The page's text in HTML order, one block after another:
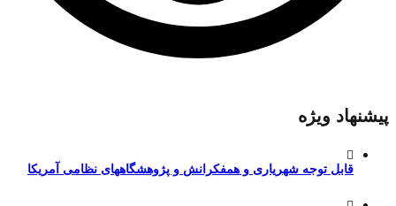
پیشنهاد ویژه
قابل توجه شهریاری و همفکرانش و پژوهشگاههای نظامی آمریکا